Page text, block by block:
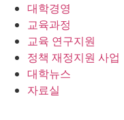
대학경영
교육과정
교육 연구지원
정책 재정지원 사업
대학뉴스
자료실